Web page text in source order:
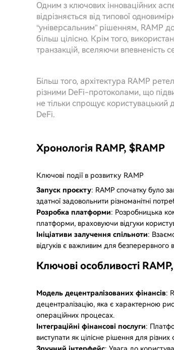
Одним з ключових інноваційних
відрізняється від типової
“універсальним” рішенням, RAMP
більш цілісно. Крім того,
транзакцій, вселяючи впевненість
Більш того, архітектура RAMP
різними DeFi-протоколами, що
не тільки спрощує користувацький
DeFi.
Хронологія RAMP, $RAMP
Ключові події в розвитку RAMP
Запуск проєкту: RAMP спочатку було
здатної задовольнити різноманітні
Розробка платформи: Розробницька
платформи, враховуючи відгуки
Ініціативи залучення спільноти:
відгуків є важливим для безперервного
Ключові особливості
Модель децентралізованих фінансів:
децентралізацію, яка є характерною
операційних процесах.
Інтеграційні фінансові послуги:
виступати як цілісне рішення для